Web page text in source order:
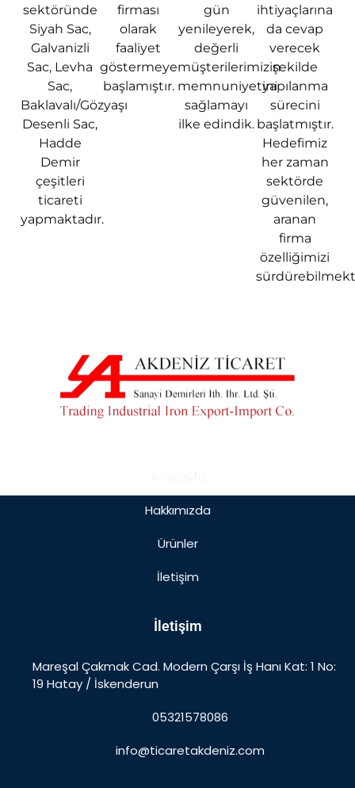
sektöründe
Siyah Sac,
Galvanizli
Sac, Levha
Sac,
Baklavalı/Gözyaşı
Desenli Sac,
Hadde
Demir
çeşitleri
ticareti
yapmaktadır.
firması
olarak
faaliyet
göstermeye
başlamıştır.
gün
yenileyerek,
değerli
müşterilerimizin
memnuniyetini
sağlamayı
ilke edindik.
ihtiyaçlarına
da cevap
verecek
şekilde
yapılanma
sürecini
başlatmıştır.
Hedefimiz
her zaman
sektörde
güvenilen,
aranan
firma
özelliğimizi
Hakkımızda
Ürünler
İletişim
İletişim
Mareşal Çakmak Cad. Modern Çarşı İş Hanı Kat: 1 No:
19 Hatay / İskenderun
05321578086
info@ticaretakdeniz.com